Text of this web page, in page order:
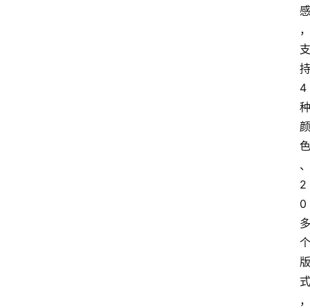
感
，
支
持
4
种
颜
色
、
2
0
多
个
版
式
，